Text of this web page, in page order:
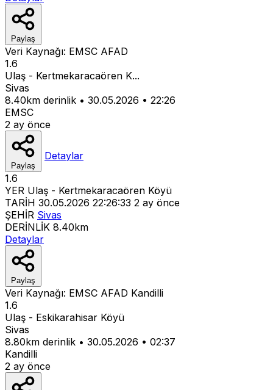
Paylaş
Veri Kaynağı: EMSC AFAD
1.6
Ulaş - Kertmekaracaören K...
Sivas
8.40km derinlik • 30.05.2026 • 22:26
EMSC
2 ay önce
Paylaş
Detaylar
1.6
YER Ulaş - Kertmekaracaören Köyü
TARİH 30.05.2026 22:26:33 2 ay önce
ŞEHİR Sivas
DERİNLİK 8.40km
Detaylar
Paylaş
Veri Kaynağı: EMSC AFAD Kandilli
1.6
Ulaş - Eskikarahisar Köyü
Sivas
8.80km derinlik • 30.05.2026 • 02:37
Kandilli
2 ay önce